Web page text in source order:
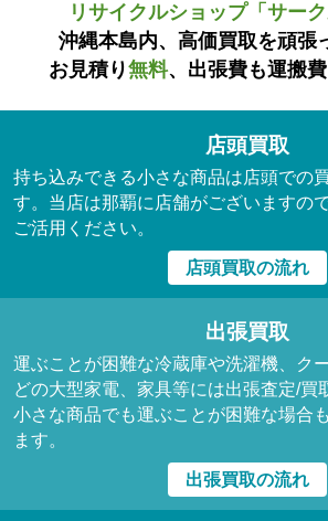
リサイクルショップ「サーク
沖縄本島内、高価買取を頑張
お見積り無料、出張費も運搬
店頭買取
持ち込みできる小さな商品は店頭での
す。当店は那覇に店舗がございますの
ご活用ください。
店頭買取の流れ
出張買取
運ぶことが困難な冷蔵庫や洗濯機、ク
どの大型家電、家具等には出張査定/買
小さな商品でも運ぶことが困難な場合
ます。
出張買取の流れ